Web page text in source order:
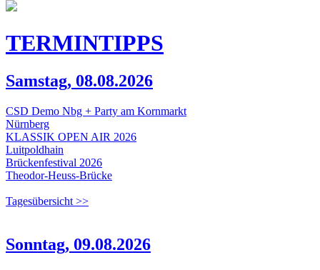
TERMINTIPPS
Samstag, 08.08.2026
CSD Demo Nbg + Party am Kornmarkt
Nürnberg
KLASSIK OPEN AIR 2026
Luitpoldhain
Brückenfestival 2026
Theodor-Heuss-Brücke
Tagesübersicht >>
Sonntag, 09.08.2026